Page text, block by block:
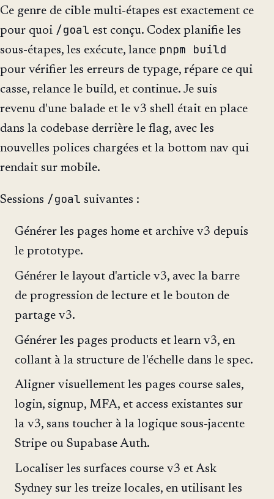
Ce genre de cible multi-étapes est exactement ce
pour quoi /goal est conçu. Codex planifie les
sous-étapes, les exécute, lance pnpm build
pour vérifier les erreurs de typage, répare ce qui
casse, relance le build, et continue. Je suis
revenu d'une balade et le v3 shell était en place
dans la codebase derrière le flag, avec les
nouvelles polices chargées et la bottom nav qui
rendait sur mobile.
Sessions /goal suivantes :
Générer les pages home et archive v3 depuis
le prototype.
Générer le layout d'article v3, avec la barre
de progression de lecture et le bouton de
partage v3.
Générer les pages products et learn v3, en
collant à la structure de l'échelle dans le spec.
Aligner visuellement les pages course sales,
login, signup, MFA, et access existantes sur
la v3, sans toucher à la logique sous-jacente
Stripe ou Supabase Auth.
Localiser les surfaces course v3 et Ask
Sydney sur les treize locales, en utilisant les